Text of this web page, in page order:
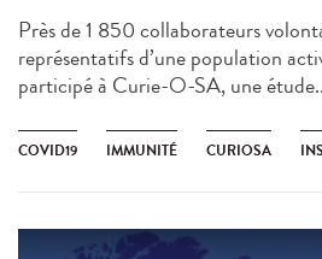
Près de 1 850 collaborateurs
représentatifs d’une population
participé à Curie-O-SA, une
COVID19 IMMUNITÉ CURIOSA